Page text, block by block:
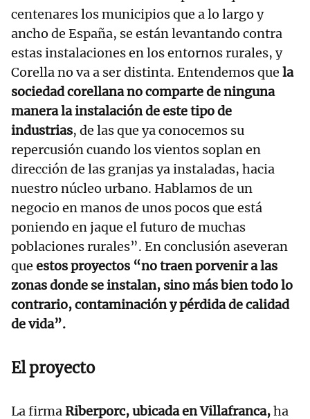
centenares los municipios que a lo largo y
ancho de España, se están levantando contra
estas instalaciones en los entornos rurales, y
Corella no va a ser distinta. Entendemos que la
sociedad corellana no comparte de ninguna
manera la instalación de este tipo de
industrias, de las que ya conocemos su
repercusión cuando los vientos soplan en
dirección de las granjas ya instaladas, hacia
nuestro núcleo urbano. Hablamos de un
negocio en manos de unos pocos que está
poniendo en jaque el futuro de muchas
poblaciones rurales”. En conclusión aseveran
que estos proyectos “no traen porvenir a las
zonas donde se instalan, sino más bien todo lo
contrario, contaminación y pérdida de calidad
de vida”.
El proyecto
La firmaRiberporc, ubicada en Villafranca,ha